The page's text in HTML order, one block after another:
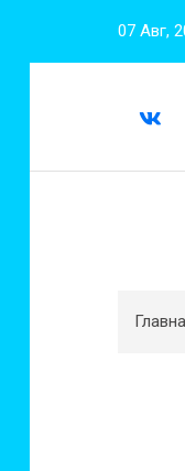
07 Авг,